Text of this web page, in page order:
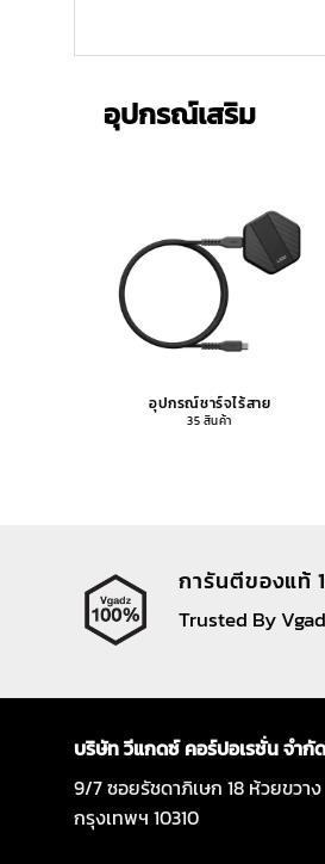
อุปกรณ์เสริม
อุปกรณ์ชาร์จไร้สาย
35 สินค้า
การันตีของแท้
Trusted By
บริษัท วีแกดซ์ คอร์ปอเรชั่น จำกัด
9/7 ซอยรัชดาภิเษก 18 ห้วยขวาง
กรุงเทพฯ 10310